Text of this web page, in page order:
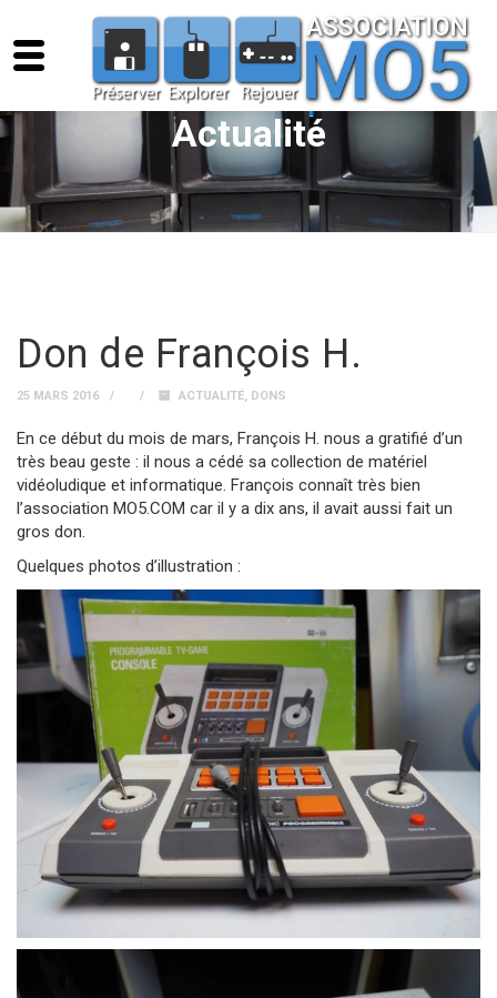
Actualité
Don de François H.
25 MARS 2016 ACTUALITÉ, DONS
En ce début du mois de mars, François H. nous a gratifié d’un
très beau geste : il nous a cédé sa collection de matériel
vidéoludique et informatique. François connaît très bien
l’association MO5.COM car il y a dix ans, il avait aussi fait un
gros don.
Quelques photos d’illustration :